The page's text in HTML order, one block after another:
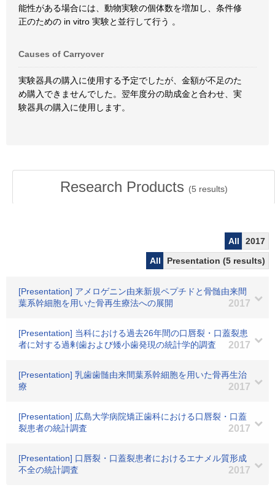
能性がある場合には、動物実験の個体数を増加し、条件修
正のための in vitro 実験と並行して行う 。
Causes of Carryover
実験器具の購入に使用する予定でしたが、金額が不足のた
め購入できませんでした。翌年度分の助成金と合わせ、実
験器具の購入に使用します。
Research Products (5 results)
All
2017
All
Presentation (5 results)
[Presentation] アメロゲニン由来新規ペプチドと骨髄由来間
葉系幹細胞を用いた骨再生療法への展開
2017
[Presentation] 当科における過去26年間の口唇裂・口蓋裂患
者に対する過剰歯および矮小歯発現の統計学的調査
2017
[Presentation] 乳歯歯髄由来間葉系幹細胞を用いた骨再生治
療
2017
[Presentation] 広島大学病院矯正歯科における口唇裂・口蓋
裂患者の統計調査
2017
[Presentation] 口唇裂・口蓋裂患者におけるエナメル質形成
不全の統計調査
2017